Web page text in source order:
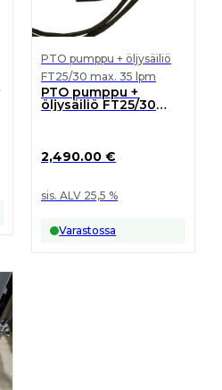
PTO pumppu + öljysäiliö
FT25/30 max. 35 lpm
PTO pumppu +
öljysäiliö FT25/30
2,490.00 €
sis. ALV 25,5 %
Varastossa